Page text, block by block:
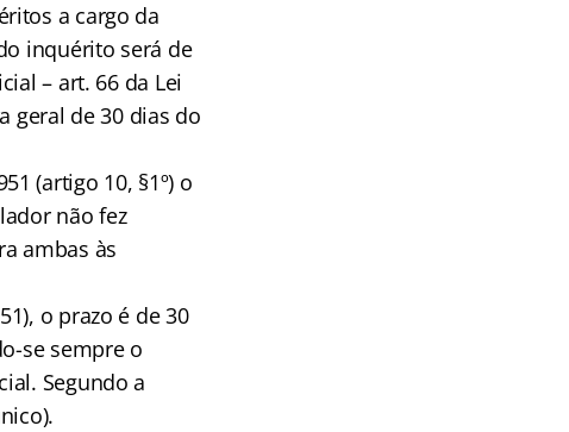
a cargo da
inquérito será de
– art. 66 da Lei
geral de 30 dias do
(artigo 10, §1º) o
não fez
ambas às
o prazo é de 30
se sempre o
Segundo a